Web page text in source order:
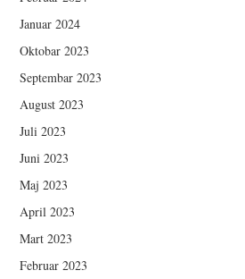
Januar 2024
Oktobar 2023
Septembar 2023
August 2023
Juli 2023
Juni 2023
Maj 2023
April 2023
Mart 2023
Februar 2023